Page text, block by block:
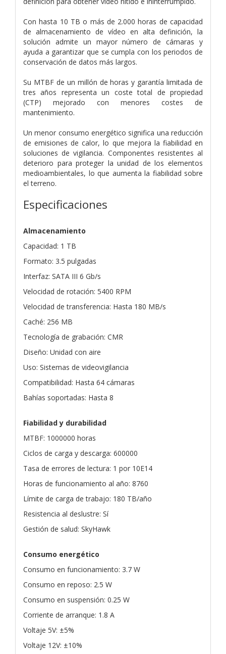
Con hasta 10 TB o más de 2.000 horas de capacidad
de almacenamiento de vídeo en alta definición, la
solución admite un mayor número de cámaras y
ayuda a garantizar que se cumpla con los periodos de
conservación de datos más largos.
Su MTBF de un millón de horas y garantía limitada de
tres años representa un coste total de propiedad
(CTP) mejorado con menores costes de
mantenimiento.
Un menor consumo energético significa una reducción
de emisiones de calor, lo que mejora la fiabilidad en
soluciones de vigilancia. Componentes resistentes al
deterioro para proteger la unidad de los elementos
medioambientales, lo que aumenta la fiabilidad sobre
el terreno.
Especificaciones
Almacenamiento
Capacidad: 1 TB
Formato: 3.5 pulgadas
Interfaz: SATA III 6 Gb/s
Velocidad de rotación: 5400 RPM
Velocidad de transferencia: Hasta 180 MB/s
Caché: 256 MB
Tecnología de grabación: CMR
Diseño: Unidad con aire
Uso: Sistemas de videovigilancia
Compatibilidad: Hasta 64 cámaras
Bahías soportadas: Hasta 8
Fiabilidad y durabilidad
MTBF: 1000000 horas
Ciclos de carga y descarga: 600000
Tasa de errores de lectura: 1 por 10E14
Horas de funcionamiento al año: 8760
Límite de carga de trabajo: 180 TB/año
Resistencia al deslustre: Sí
Gestión de salud: SkyHawk
Consumo energético
Consumo en funcionamiento: 3.7 W
Consumo en reposo: 2.5 W
Consumo en suspensión: 0.25 W
Corriente de arranque: 1.8 A
Voltaje 5V: ±5%
Voltaje 12V: ±10%